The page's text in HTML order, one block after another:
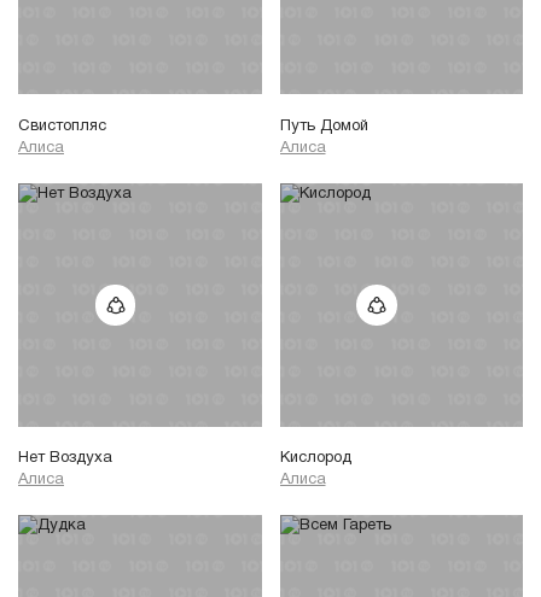
Свистопляс
Алиса
Путь Домой
Алиса
Нет Воздуха
Алиса
Кислород
Алиса